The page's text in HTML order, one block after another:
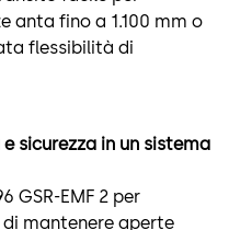
anta fino a 1.100 mm o
flessibilità di
e sicurezza in un sistema
GSR-EMF 2 per
mantenere aperte